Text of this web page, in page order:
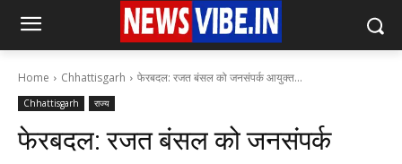
Home Chhattisgarh फेरबदल: रजत बंसल को जनसंपर्क आयुक्त...
Chhattisgarh राज्य
फेरबदल: रजत बंसल को जनसंपर्क